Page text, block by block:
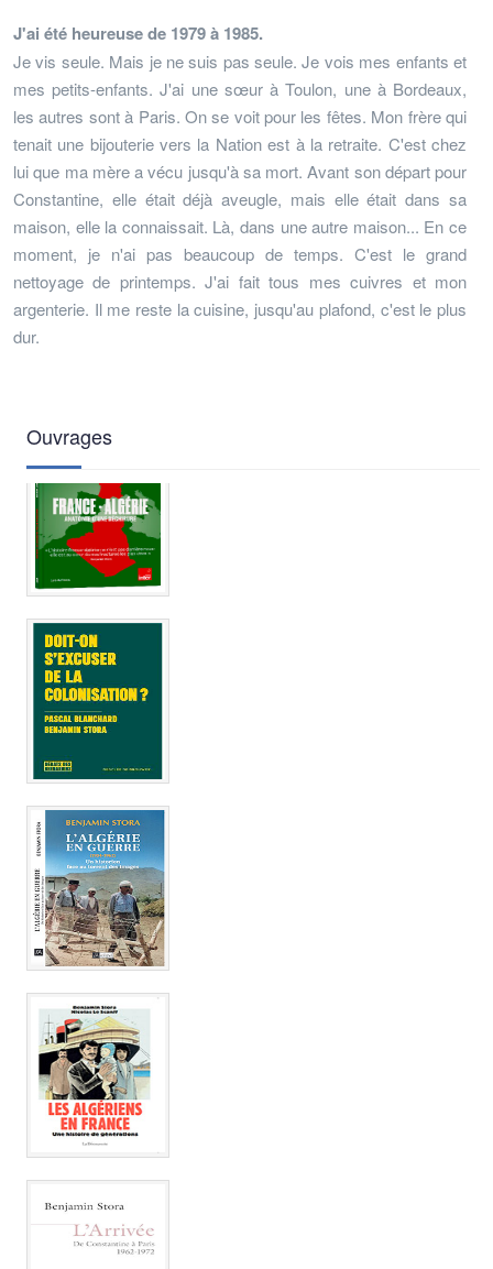
J'ai été heureuse de 1979 à 1985.
Je vis seule. Mais je ne suis pas seule. Je vois mes enfants et
mes petits-enfants. J'ai une sœur à Toulon, une à Bordeaux,
les autres sont à Paris. On se voit pour les fêtes. Mon frère qui
tenait une bijouterie vers la Nation est à la retraite. C'est chez
lui que ma mère a vécu jusqu'à sa mort. Avant son départ pour
Constantine, elle était déjà aveugle, mais elle était dans sa
maison, elle la connaissait. Là, dans une autre maison... En ce
moment, je n'ai pas beaucoup de temps. C'est le grand
nettoyage de printemps. J'ai fait tous mes cuivres et mon
argenterie. Il me reste la cuisine, jusqu'au plafond, c'est le plus
dur.
Ouvrages